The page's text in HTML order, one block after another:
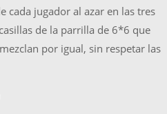
cada jugador al azar en las tres
de la parrilla de 6*6 que
por igual, sin respetar las